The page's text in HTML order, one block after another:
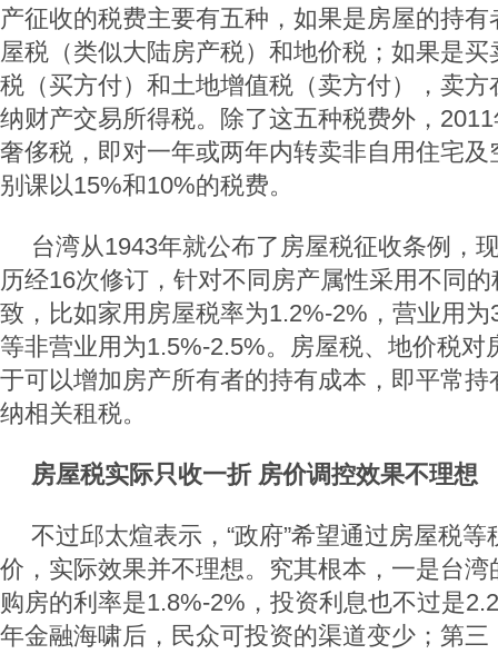
产征收的税费主要有五种，如果是房屋的持
屋税（类似大陆房产税）和地价税；如果是
税（买方付）和土地增值税（卖方付），卖
纳财产交易所得税。除了这五种税费外，
奢侈税，即对一年或两年内转卖非自用住宅
别课以15%和10%的税费。
台湾从1943年就公布了房屋税征收条例，
历经16次修订，针对不同房产属性采用不同
致，比如家用房屋税率为1.2%-2%，营业用
等非营业用为1.5%-2.5%。房屋税、地价税对
于可以增加房产所有者的持有成本，即平常
纳相关租税。
房屋税实际只收一折 房价调控效果不理想
不过邱太煊表示，“政府”希望通过房屋税
价，实际效果并不理想。究其根本，一是台
购房的利率是1.8%-2%，投资利息也不过是
年金融海啸后，民众可投资的渠道变少；第三